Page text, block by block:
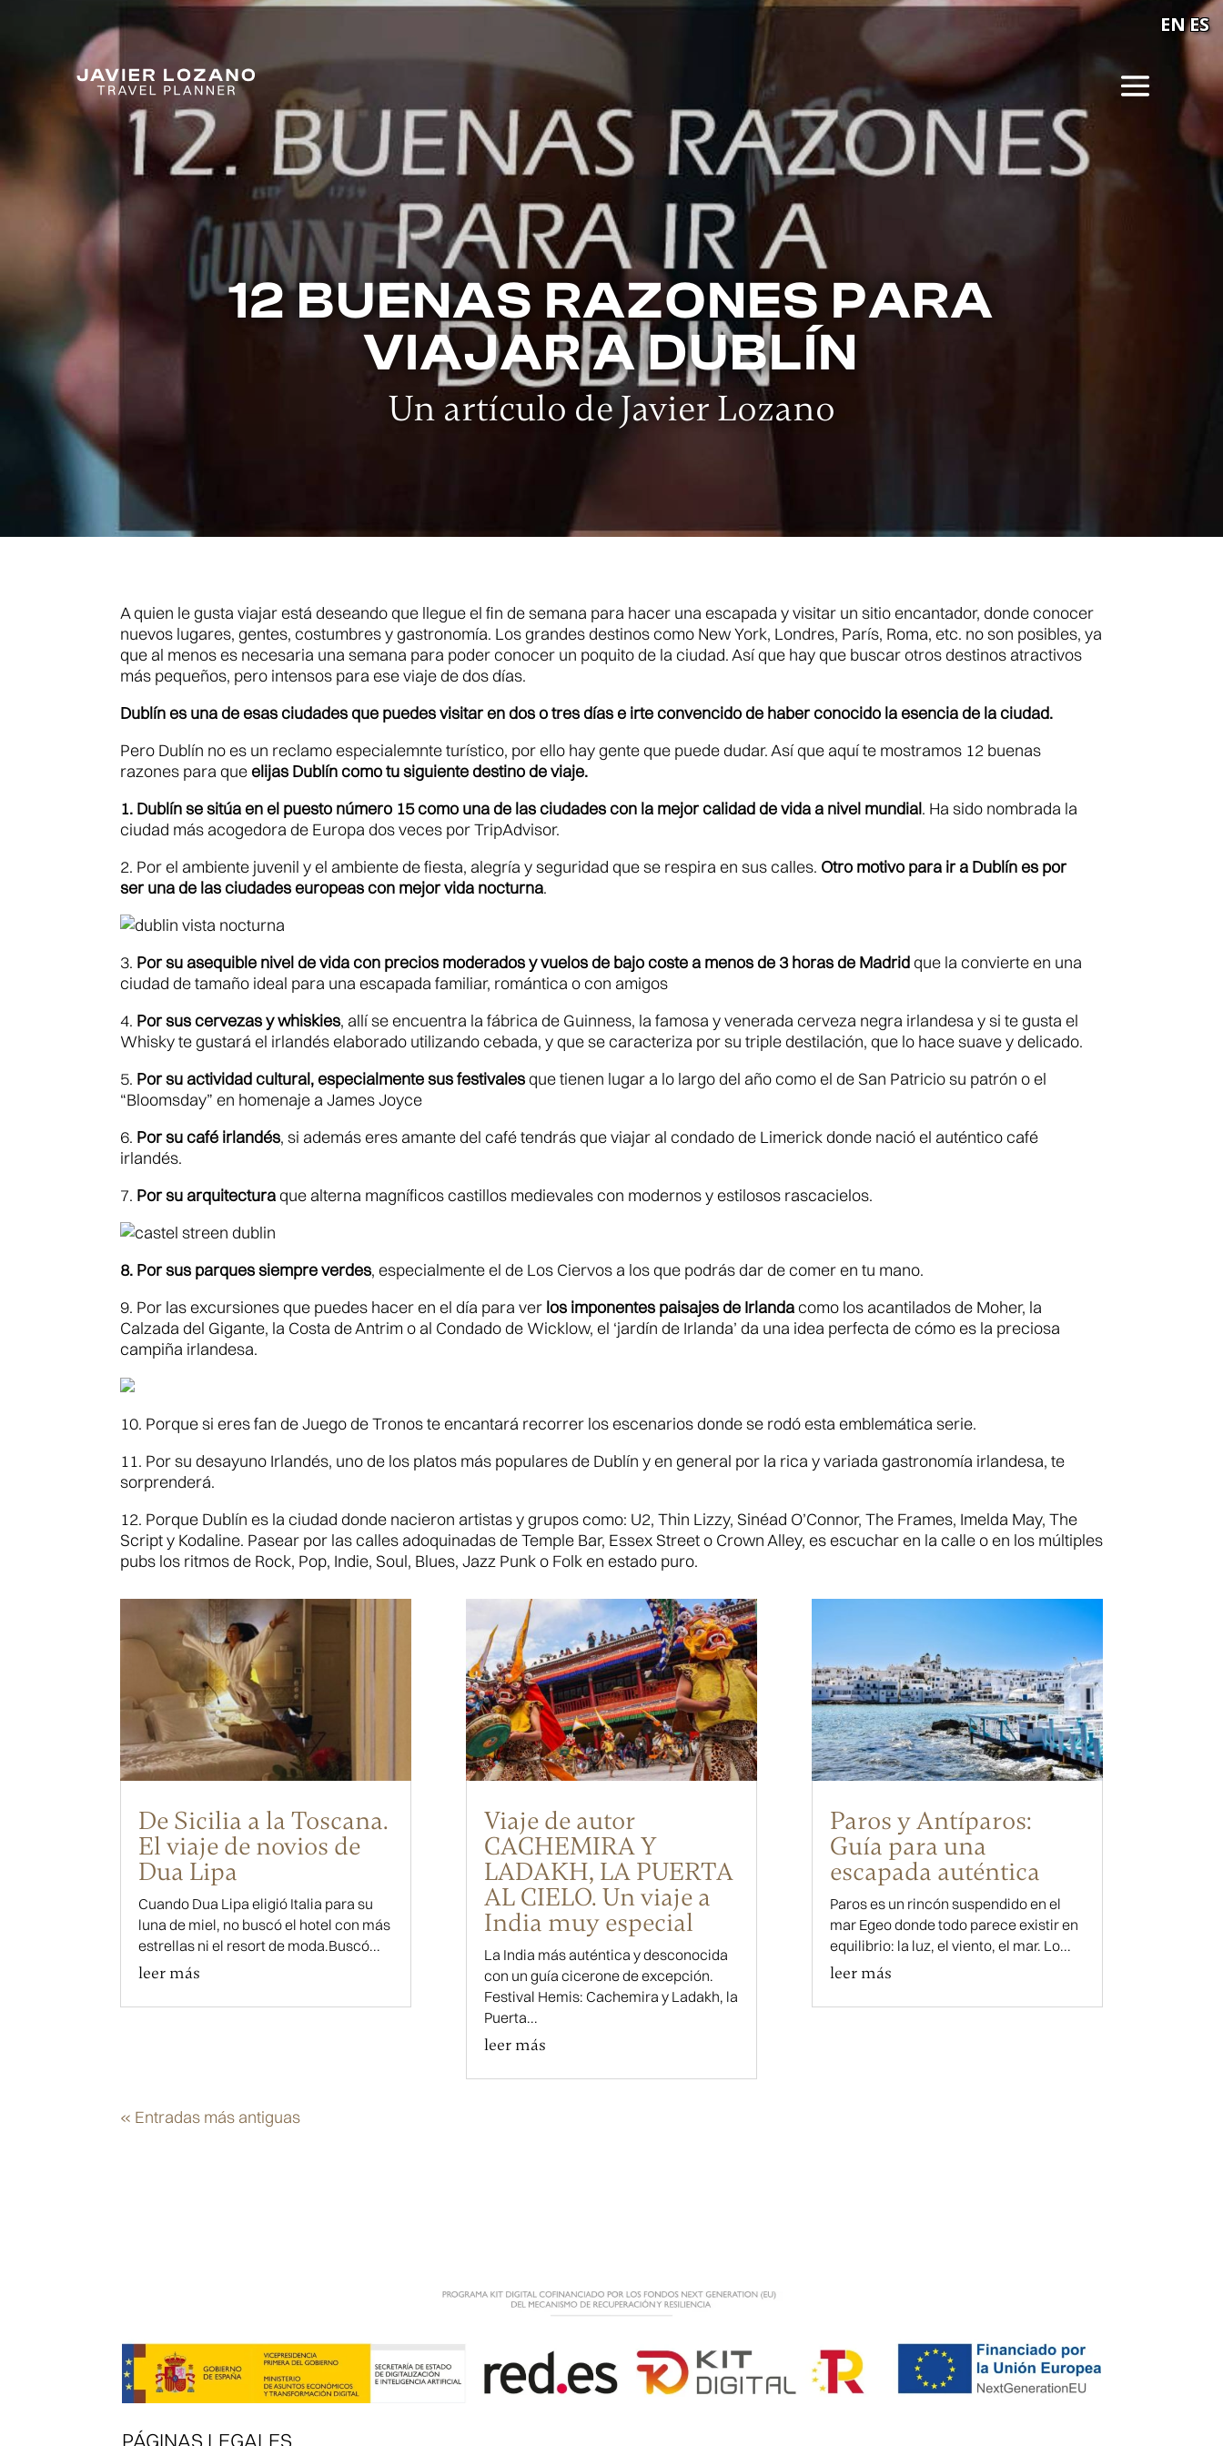
12 BUENAS RAZONES PARA
VIAJAR A DUBLÍN
Un artículo de Javier Lozano
A quien le gusta viajar está deseando que llegue el fin de semana para hacer una escapada y visitar un sitio encantador, donde conocer
nuevos lugares, gentes, costumbres y gastronomía. Los grandes destinos como New York, Londres, París, Roma, etc. no son posibles, ya
que al menos es necesaria una semana para poder conocer un poquito de la ciudad. Así que hay que buscar otros destinos atractivos
más pequeños, pero intensos para ese viaje de dos días.
Dublín es una de esas ciudades que puedes visitar en dos o tres días e irte convencido de haber conocido la esencia de la ciudad.
Pero Dublín no es un reclamo especialemnte turístico, por ello hay gente que puede dudar. Así que aquí te mostramos 12 buenas
razones para que elijas Dublín como tu siguiente destino de viaje.
1. Dublín se sitúa en el puesto número 15 como una de las ciudades con la mejor calidad de vida a nivel mundial. Ha sido nombrada la
ciudad más acogedora de Europa dos veces por TripAdvisor.
2. Por el ambiente juvenil y el ambiente de fiesta, alegría y seguridad que se respira en sus calles. Otro motivo para ir a Dublín es por
ser una de las ciudades europeas con mejor vida nocturna.
3. Por su asequible nivel de vida con precios moderados y vuelos de bajo coste a menos de 3 horas de Madridque la convierte en una
ciudad de tamaño ideal para una escapada familiar, romántica o con amigos
4. Por sus cervezas y whiskies, allí se encuentra la fábrica de Guinness, la famosa y venerada cerveza negra irlandesa y si te gusta el
Whisky te gustará el irlandés elaborado utilizando cebada, y que se caracteriza por su triple destilación, que lo hace suave y delicado.
5. Por su actividad cultural, especialmente sus festivalesque tienen lugar a lo largo del año como el de San Patricio su patrón o el
“Bloomsday” en homenaje a James Joyce
6. Por su café irlandés, si además eres amante del café tendrás que viajar al condado de Limerick donde nació el auténtico café
irlandés.
7. Por su arquitecturaque alterna magníficos castillos medievales con modernos y estilosos rascacielos.
8. Por sus parques siempre verdes, especialmente el de Los Ciervos a los que podrás dar de comer en tu mano.
9. Por las excursiones que puedes hacer en el día para ver los imponentes paisajes de Irlandacomo los acantilados de Moher, la
Calzada del Gigante, la Costa de Antrim o al Condado de Wicklow, el ‘jardín de Irlanda’ da una idea perfecta de cómo es la preciosa
campiña irlandesa.
10. Porque si eres fan de Juego de Tronos te encantará recorrer los escenarios donde se rodó esta emblemática serie.
11. Por su desayuno Irlandés, uno de los platos más populares de Dublín y en general por la rica y variada gastronomía irlandesa, te
sorprenderá.
12. Porque Dublín es la ciudad donde nacieron artistas y grupos como: U2, Thin Lizzy, Sinéad O’Connor, The Frames, Imelda May, The
Script y Kodaline. Pasear por las calles adoquinadas de Temple Bar, Essex Street o Crown Alley, es escuchar en la calle o en los múltiples
pubs los ritmos de Rock, Pop, Indie, Soul, Blues, Jazz Punk o Folk en estado puro.
De Sicilia a la Toscana.
El viaje de novios de
Dua Lipa
Cuando Dua Lipa eligió Italia para su
luna de miel, no buscó el hotel con más
estrellas ni el resort de moda.Buscó...
leer más
Viaje de autor
CACHEMIRA Y
LADAKH, LA PUERTA
AL CIELO. Un viaje a
India muy especial
La India más auténtica y desconocida
con un guía cicerone de excepción.
Festival Hemis: Cachemira y Ladakh, la
Puerta...
leer más
Paros y Antíparos:
Guía para una
escapada auténtica
Paros es un rincón suspendido en el
mar Egeo donde todo parece existir en
equilibrio: la luz, el viento, el mar. Lo...
leer más
« Entradas más antiguas
PÁGINAS LEGALES
ENES